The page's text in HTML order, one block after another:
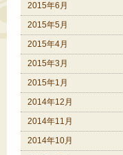
2015年6月
2015年5月
2015年4月
2015年3月
2015年1月
2014年12月
2014年11月
2014年10月